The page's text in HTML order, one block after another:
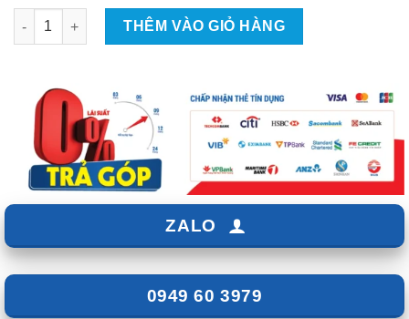
là:
₫22,000,000.
tại
là:
₫19,000,000.
Cách âm chống ồn cho MG5 số lượng
THÊM VÀO GIỎ HÀNG
ZALO
0949 60 3979